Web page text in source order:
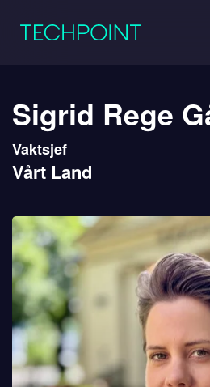
Sigrid Rege
Vaktsjef
Vårt Land